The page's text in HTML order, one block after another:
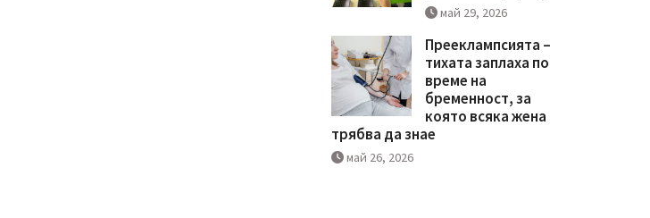
май 29, 2026
Прееклампсията –
тихата заплаха по
време на
бременност, за
която всяка жена
трябва да знае
май 26, 2026